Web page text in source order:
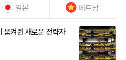
일본 베트남
움켜쥔 새로운 전략자